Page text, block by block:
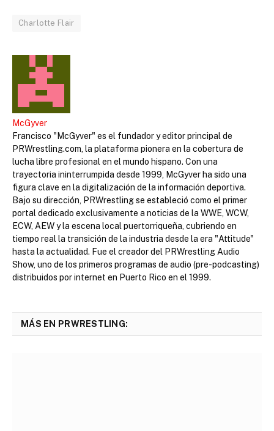
Charlotte Flair
McGyver
Francisco "McGyver" es el fundador y editor principal de
PRWrestling.com, la plataforma pionera en la cobertura de
lucha libre profesional en el mundo hispano. Con una
trayectoria ininterrumpida desde 1999, McGyver ha sido una
figura clave en la digitalización de la información deportiva.
Bajo su dirección, PRWrestling se estableció como el primer
portal dedicado exclusivamente a noticias de la WWE, WCW,
ECW, AEW y la escena local puertorriqueña, cubriendo en
tiempo real la transición de la industria desde la era "Attitude"
hasta la actualidad. Fue el creador del PRWrestling Audio
Show, uno de los primeros programas de audio (pre-podcasting)
distribuidos por internet en Puerto Rico en el 1999.
MÁS EN PRWRESTLING: